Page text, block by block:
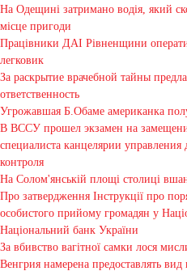
На Одещині затримано водія, який
місце пригоди
Працівники ДАІ Рівненщини
легковик
За раскрытие врачебной тайны
ответственность
Угрожавшая Б.Обаме американка
В ВССУ прошел экзамен на
специалиста канцелярии управления
контроля
На Солом'янській площі столиці
Про затвердження Інструкції про
особистого прийому громадян у
Національний банк України
За вбивство вагітної самки лося
Венгрия намерена предоставлять